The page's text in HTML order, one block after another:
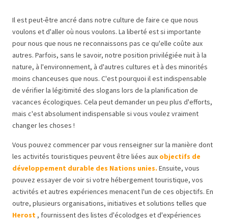
Il est peut-être ancré dans notre culture de faire ce que nous
voulons et d'aller où nous voulons. La liberté est si importante
pour nous que nous ne reconnaissons pas ce qu'elle coûte aux
autres. Parfois, sans le savoir, notre position privilégiée nuit à la
nature, à l'environnement, à d'autres cultures et à des minorités
moins chanceuses que nous. C'est pourquoi il est indispensable
de vérifier la légitimité des slogans lors de la planification de
vacances écologiques. Cela peut demander un peu plus d'efforts,
mais c'est absolument indispensable si vous voulez vraiment
changer les choses !
Vous pouvez commencer par vous renseigner sur la manière dont
les activités touristiques peuvent être liées aux objectifs de
développement durable des Nations unies. Ensuite, vous
pouvez essayer de voir si votre hébergement touristique, vos
activités et autres expériences menacent l'un de ces objectifs. En
outre, plusieurs organisations, initiatives et solutions telles que
Herost , fournissent des listes d'écolodges et d'expériences